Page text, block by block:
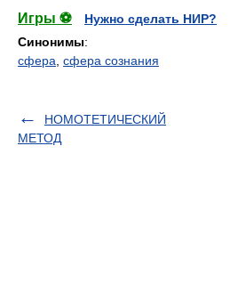
Игры ⚽
Нужно сделать НИР?
Синонимы:
сфера сфера сознания
НОМОТЕТИЧЕСКИЙ
МЕТОД